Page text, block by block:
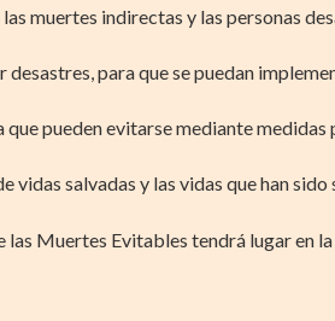
muertes indirectas y las personas
para que se puedan
que pueden evitarse mediante
salvadas y las vidas que han sido
Muertes Evitables tendrá lugar en